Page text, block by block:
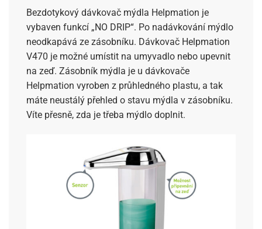
Bezdotykový dávkovač mýdla Helpmation je
vybaven funkcí „NO DRIP“. Po nadávkování mýdlo
neodkapává ze zásobníku. Dávkovač Helpmation
V470 je možné umístit na umyvadlo nebo upevnit
na zeď. Zásobník mýdla je u dávkovače
Helpmation vyroben z průhledného plastu, a tak
máte neustálý přehled o stavu mýdla v zásobníku.
Víte přesně, zda je třeba mýdlo doplnit.